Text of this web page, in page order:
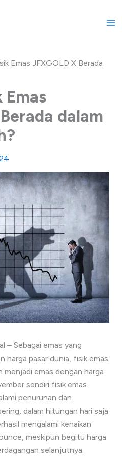
Emas JFXGOLD X Berada
Emas
dalam
– Sebagai emas yang
harga pasar dunia, fisik emas
menjadi emas dengan harga
sendiri fisik emas
penurunan dan
dalam hitungan hari saja
mengalami kenaikan
meskipun begitu harga
selanjutnya.